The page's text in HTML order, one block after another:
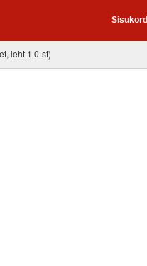
Sisukord
leht 1 0-st)